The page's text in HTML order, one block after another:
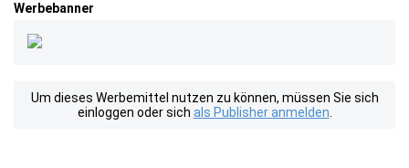
Werbebanner
Um dieses Werbemittel nutzen zu können, müssen Sie sich
einloggen oder sich als Publisher anmelden